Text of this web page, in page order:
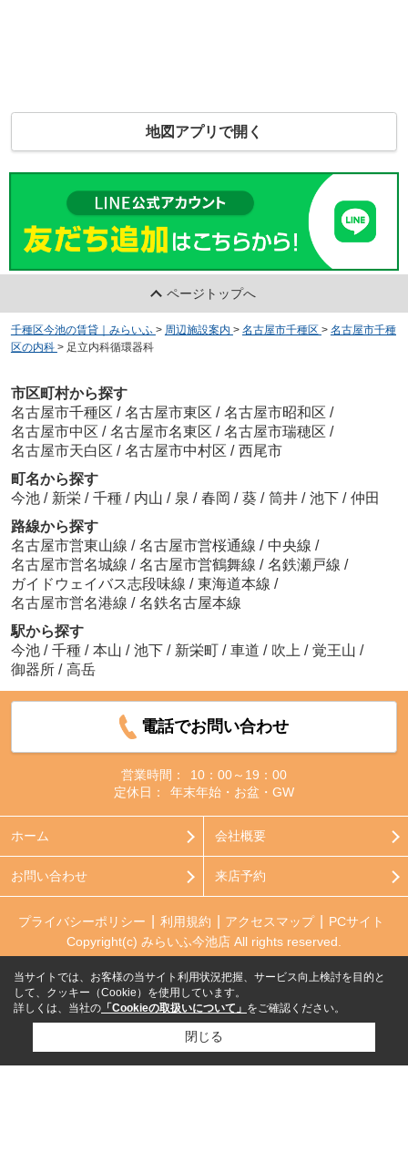
地図アプリで開く
ページトップへ
千種区今池の賃貸｜みらいふ > 周辺施設案内 > 名古屋市千種区 > 名古屋市千種
区の内科 > 足立内科循環器科
市区町村から探す
名古屋市千種区 / 名古屋市東区 / 名古屋市昭和区 /
名古屋市中区 / 名古屋市名東区 / 名古屋市瑞穂区 /
名古屋市天白区 / 名古屋市中村区 / 西尾市
町名から探す
今池 / 新栄 / 千種 / 内山 / 泉 / 春岡 / 葵 / 筒井 / 池下 / 仲田
路線から探す
名古屋市営東山線 / 名古屋市営桜通線 / 中央線 /
名古屋市営名城線 / 名古屋市営鶴舞線 / 名鉄瀬戸線 /
ガイドウェイバス志段味線 / 東海道本線 /
名古屋市営名港線 / 名鉄名古屋本線
駅から探す
今池 / 千種 / 本山 / 池下 / 新栄町 / 車道 / 吹上 / 覚王山 /
御器所 / 高岳
電話でお問い合わせ
営業時間：
10：00～19：00
定休日：
年末年始・お盆・GW
ホーム 会社概要
お問い合わせ 来店予約
プライバシーポリシー 利用規約 アクセスマップ
PCサイト
Copyright(c) みらいふ今池店 All rights reserved.
当サイトでは、お客様の当サイト利用状況把握、サービス向上検討を目的と
して、クッキー（Cookie）を使用しています。
詳しくは、当社の 「Cookieの取扱いについて」 をご確認ください。
閉じる